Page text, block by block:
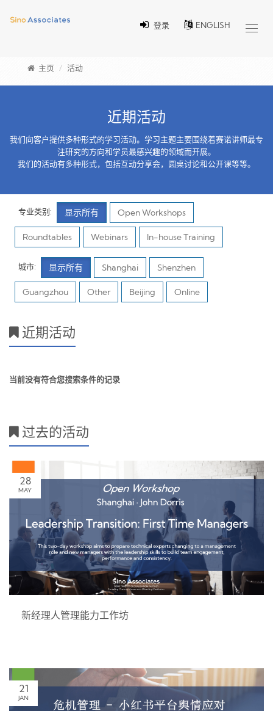
登录 ENGLISH
主页 活动
近期活动
我们向客户提供多种形式的学习活动。学习主题主要围绕着赛诺讲师最专
注研究的方向和学员最感兴趣的领域而开展。
我们的活动有多种形式，包括互动分享会，圆桌讨论和公开课等等。
专业类别: 显示所有 Open Workshops
Roundtables Webinars In-house Training
城市: 显示所有 Shanghai Shenzhen
Guangzhou Other Beijing Online
近期活动
当前没有符合您搜索条件的记录
过去的活动
28
MAY
新经理人管理能力工作坊
21
JAN